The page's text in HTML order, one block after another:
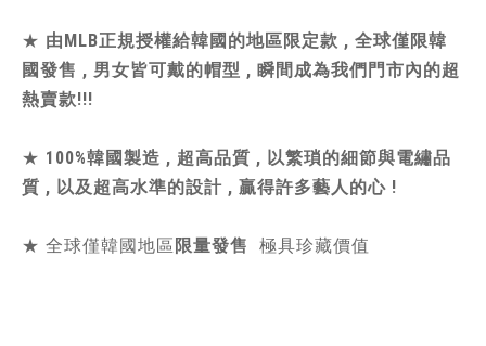
★ 由MLB正規授權給韓國的地區限定款 , 全球僅限韓
國發售 , 男女皆可戴的帽型 , 瞬間成為我們門市內的超
熱賣款!!!
★ 100%韓國製造 , 超高品質 , 以繁瑣的細節與電繡品
質 , 以及超高水準的設計 , 贏得許多藝人的心 !
★ 全球僅韓國地區 限量發售 極具珍藏價值